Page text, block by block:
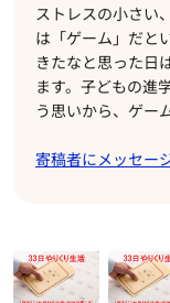
ストレスの小さい
は「ゲーム」だと
きたなと思った日
ます。子どもの進
う思いから、ゲー
寄稿者にメッセー